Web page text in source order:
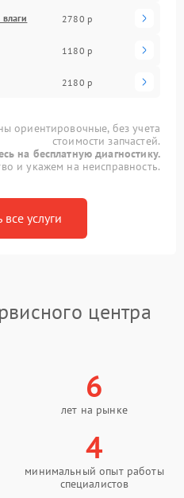
2780 р
1180 р
2180 р
ориентировочные, без учета
стоимости запчастей.
на бесплатную диагностику.
и укажем на неисправность.
все услуги
центра
6
лет на рынке
4
минимальный опыт работы
специалистов